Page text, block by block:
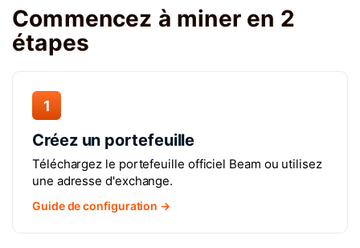
Commencez à miner en 2
étapes
1
Créez un portefeuille
Téléchargez le portefeuille officiel Beam ou utilisez
une adresse d'exchange.
Guide de configuration →